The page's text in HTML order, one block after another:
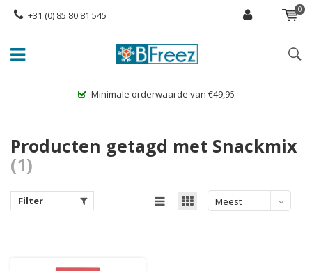
+31 (0) 85 80 81 545 0
Minimale orderwaarde van €49,95
Producten getagd met Snackmix
(1)
Filter
Meest